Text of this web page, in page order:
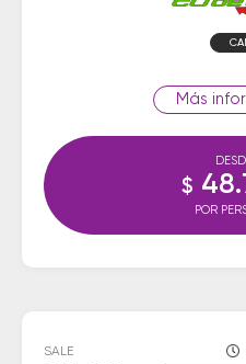
$
POR
SALE